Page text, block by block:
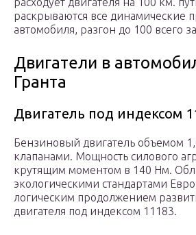
раскрываются все динамические
автомобиля, разгон до 100 всего
Двигатели в
Гранта
Двигатель под индексом
Бензиновый двигатель объемом
клапанами. Мощность силового
крутящим моментом в 140 Нм.
экологическими стандартами
логическим продолжением
двигателя под индексом 11183.